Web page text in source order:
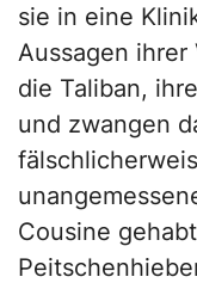
sie in eine
Aussagen
die Taliban,
und zwangen
Cousine